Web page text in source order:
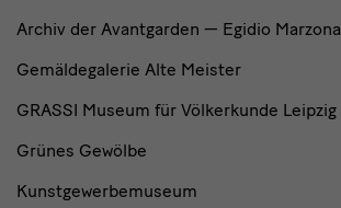
Archiv der Avantgarden — Egidio Marzona
Gemäldegalerie Alte Meister
GRASSI Museum für Völkerkunde Leipzig
Grünes Gewölbe
Kunstgewerbemuseum